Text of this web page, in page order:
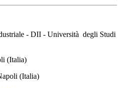
- DII - Università degli Studi
(Italia)
(Italia)